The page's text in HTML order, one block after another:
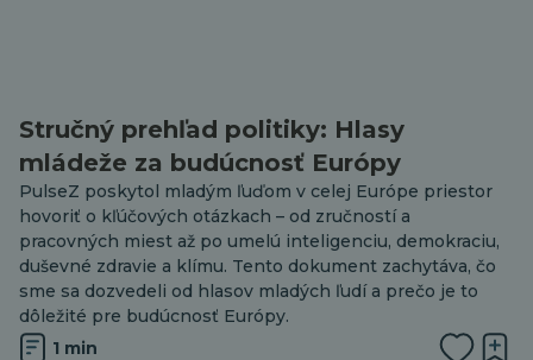
Stručný prehľad politiky: Hlasy
mládeže za budúcnosť Európy
PulseZ poskytol mladým ľuďom v celej Európe priestor
hovoriť o kľúčových otázkach – od zručností a
pracovných miest až po umelú inteligenciu, demokraciu,
duševné zdravie a klímu. Tento dokument zachytáva, čo
sme sa dozvedeli od hlasov mladých ľudí a prečo je to
dôležité pre budúcnosť Európy.
1 min